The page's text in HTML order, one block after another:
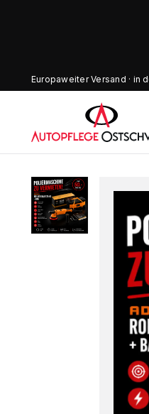
Europaweiter Versand · in